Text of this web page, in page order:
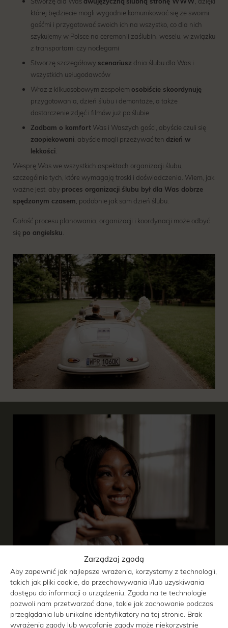
Zarządzaj zgodą
Aby zapewnić jak najlepsze wrażenia, korzystamy z technologii,
takich jak pliki cookie, do przechowywania i/lub uzyskiwania
dostępu do informacji o urządzeniu. Zgoda na te technologie
pozwoli nam przetwarzać dane, takie jak zachowanie podczas
przeglądania lub unikalne identyfikatory na tej stronie. Brak
wyrażenia zgody lub wycofanie zgody może niekorzystnie
której będziecie mogli wygodnie komunikować się ze swoimi
gośćmi i przygotować swoich ich na wszystko, co dla nich
szykujemy w Polsce na ceremonii zaślubin, weselu, w związku
z transportami czy noclegami
Stworzę szczegółowy scenariusz dnia ślubu dla Was i
wszystkich usługodawców
Wraz z kilkuosobowym zespołem osobiście skoordynuję
przygotowania, dzień ślubu i demontaże, a także
dostarczenie zdjęć i filmów już po ślubie
Zadbam o komfort Was i Waszych gości, abyście czuli się
zaopiekowani, abyście mogli przeżywać ten dzień w
lekkości.
Wesprę Was we wszystkich aspektach organizacji ślubu,
szczególnie tych, które wymagają troski i doświadczenia. Wiem, jak
ważne jest, aby proces organizacji ślubu był dla Was dobrze
spędzonym czasem, podobnie jak sam dzień ślubu.
Całość procesu planowania, organizacji i koordynacji może odbyć
się po angielsku.